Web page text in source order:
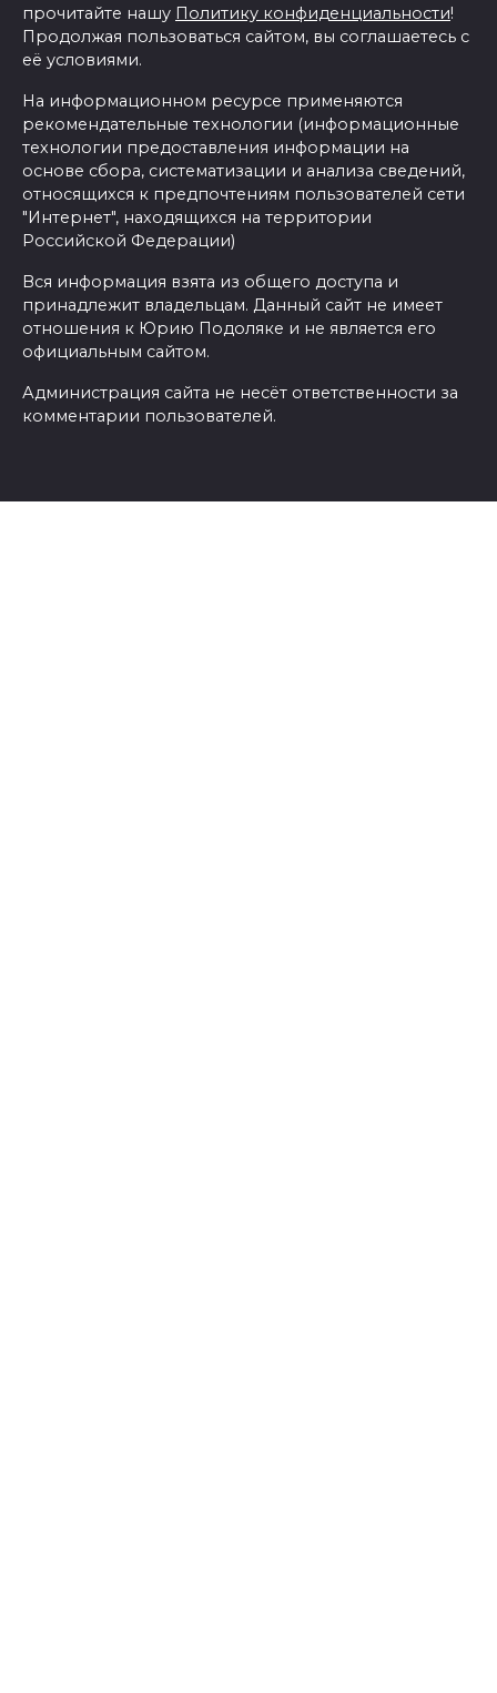
прочитайте нашу Политику конфиденциальности!
Продолжая пользоваться сайтом, вы соглашаетесь с
её условиями.
На информационном ресурсе применяются
рекомендательные технологии (информационные
технологии предоставления информации на
основе сбора, систематизации и анализа сведений,
относящихся к предпочтениям пользователей сети
"Интернет", находящихся на территории
Российской Федерации)
Вся информация взята из общего доступа и
принадлежит владельцам. Данный сайт не имеет
отношения к Юрию Подоляке и не является его
официальным сайтом.
Администрация сайта не несёт ответственности за
комментарии пользователей.